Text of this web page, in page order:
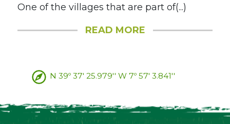
One of the villages that are part of(...)
READ MORE
N 39º 37' 25.979'' W 7º 57' 3.841''